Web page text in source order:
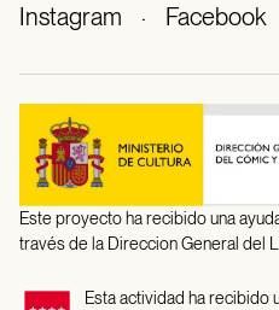
Instagram · Facebook
Este proyecto ha recibido una
través de la Direccion General del
Esta actividad ha recibido